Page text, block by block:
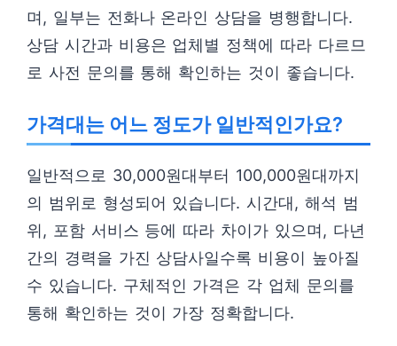
며, 일부는 전화나 온라인 상담을 병행합니다.
상담 시간과 비용은 업체별 정책에 따라 다르므
로 사전 문의를 통해 확인하는 것이 좋습니다.
가격대는 어느 정도가 일반적인가요?
일반적으로 30,000원대부터 100,000원대까지
의 범위로 형성되어 있습니다. 시간대, 해석 범
위, 포함 서비스 등에 따라 차이가 있으며, 다년
간의 경력을 가진 상담사일수록 비용이 높아질
수 있습니다. 구체적인 가격은 각 업체 문의를
통해 확인하는 것이 가장 정확합니다.